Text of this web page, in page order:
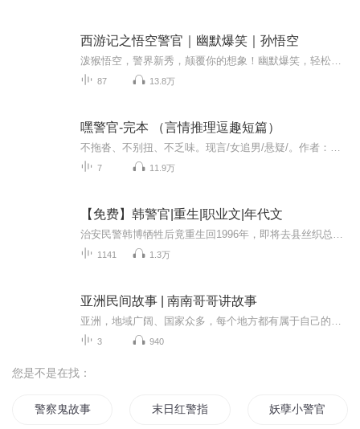
西游记之悟空警官｜幽默爆笑｜孙悟空
87 13.8万
嘿警官-完本 （言情推理逗趣短篇）
7 11.9万
【免费】韩警官|重生|职业文|年代文
1141 1.3万
亚洲民间故事 | 南南哥哥讲故事
3 940
您是不是在找：
警察鬼故事 末日红警指挥官 妖孽小警官